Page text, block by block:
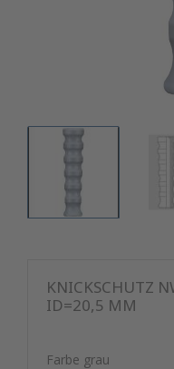
KNICKSCHUTZ
ID=20,5 MM
Farbe grau